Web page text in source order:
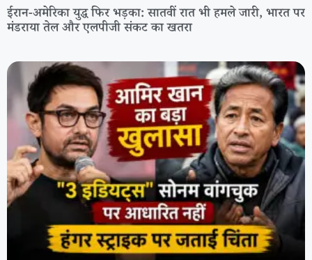
ईरान-अमेरिका युद्ध फिर भड़का: सातवीं रात भी हमले जारी, भारत पर
मंडराया तेल और एलपीजी संकट का खतरा